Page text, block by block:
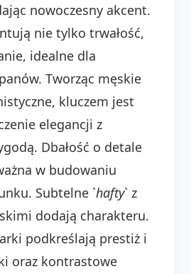
nowoczesny akcent.
nie tylko trwałość,
idealne dla
Tworząc męskie
kluczem jest
elegancji z
Dbałość o detale
w budowaniu
Subtelne `hafty` z
dodają charakteru.
podkreślają prestiż i
oraz kontrastowe